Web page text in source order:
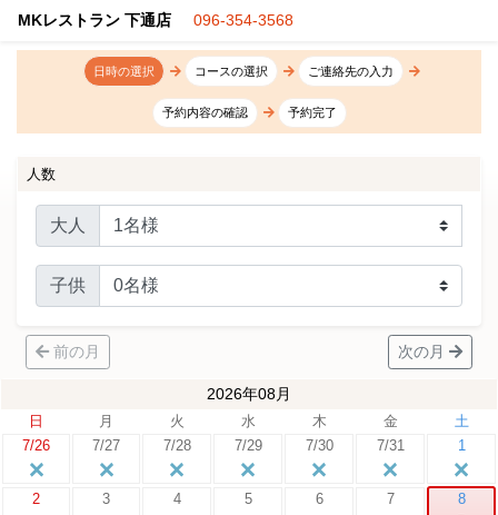
MKレストラン 下通店 096-354-3568
日時の選択 コースの選択 ご連絡先の入力
予約内容の確認 予約完了
人数
大人
子供
前の月 次の月
2026年08月
日 月 火 水 木 金
土
7/26
7/27 7/28 7/29 7/30 7/31 1
2 3 4 5 6 7 8